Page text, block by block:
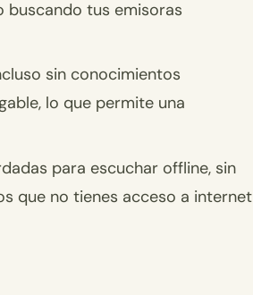
tus emisoras
sin conocimientos
lo que permite una
para escuchar offline, sin
que no tienes acceso a internet